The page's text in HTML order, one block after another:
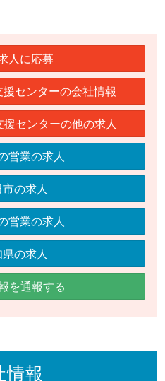
人に応募
援センターの会社情報
援センターの他の求人
営業の求人
の求人
営業の求人
の求人
を通報する
情報